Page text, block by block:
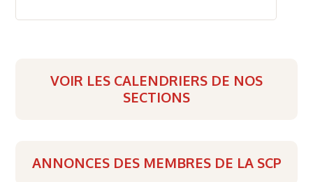
VOIR LES CALENDRIERS DE NOS
SECTIONS
ANNONCES DES MEMBRES DE LA SCP